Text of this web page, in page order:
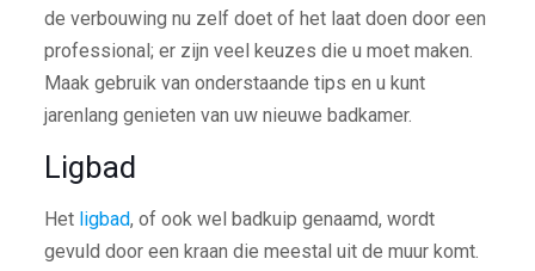
de verbouwing nu zelf doet of het laat doen door een
professional; er zijn veel keuzes die u moet maken.
Maak gebruik van onderstaande tips en u kunt
jarenlang genieten van uw nieuwe badkamer.
Ligbad
Het ligbad, of ook wel badkuip genaamd, wordt
gevuld door een kraan die meestal uit de muur komt.